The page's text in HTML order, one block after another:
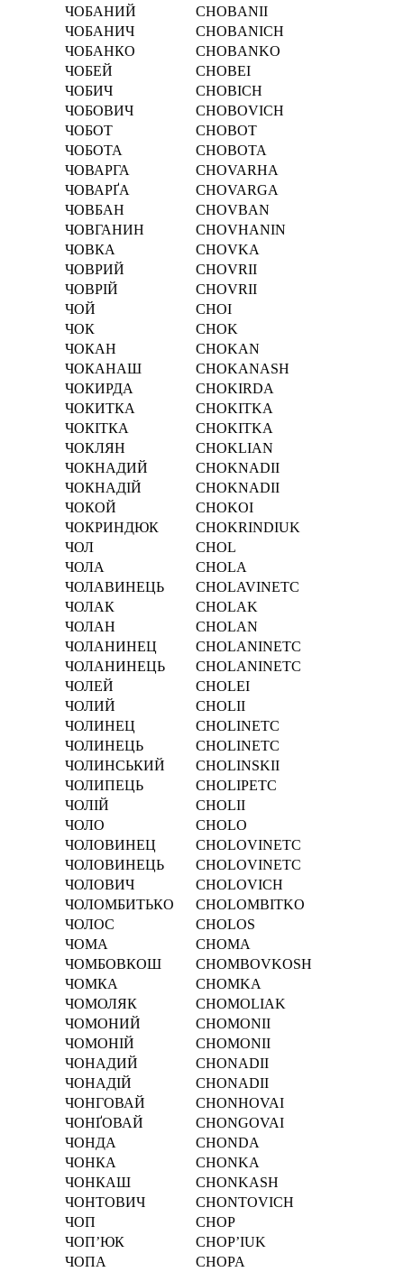
ЧОБАНИЙ
CHOBANII
ЧОБАНИЧ
CHOBANICH
ЧОБАНКО
CHOBANKO
ЧОБЕЙ
CHOBEI
ЧОБИЧ
CHOBICH
ЧОБОВИЧ
CHOBOVICH
ЧОБОТ
CHOBOT
ЧОБОТА
CHOBOTA
ЧОВАРГА
CHOVARHA
ЧОВАРҐА
CHOVARGA
ЧОВБАН
CHOVBAN
ЧОВГАНИН
CHOVHANIN
ЧОВКА
CHOVKA
ЧОВРИЙ
CHOVRII
ЧОВРІЙ
CHOVRІI
ЧОЙ
CHOI
ЧОК
CHOK
ЧОКАН
CHOKAN
ЧОКАНАШ
CHOKANASH
ЧОКИРДА
CHOKIRDA
ЧОКИТКА
CHOKITKA
ЧОКІТКА
CHOKІTKA
ЧОКЛЯН
CHOKLIAN
ЧОКНАДИЙ
CHOKNADII
ЧОКНАДІЙ
CHOKNADІI
ЧОКОЙ
CHOKOI
ЧОКРИНДЮК
CHOKRINDIUK
ЧОЛ
CHOL
ЧОЛА
CHOLA
ЧОЛАВИНЕЦЬ
CHOLAVINETC
ЧОЛАК
CHOLAK
ЧОЛАН
CHOLAN
ЧОЛАНИНЕЦ
CHOLANINETC
ЧОЛАНИНЕЦЬ
CHOLANINETC
ЧОЛЕЙ
CHOLEI
ЧОЛИЙ
CHOLII
ЧОЛИНЕЦ
CHOLINETC
ЧОЛИНЕЦЬ
CHOLINETC
ЧОЛИНСЬКИЙ
CHOLINSKII
ЧОЛИПЕЦЬ
CHOLIPETC
ЧОЛІЙ
CHOLІI
ЧОЛО
CHOLO
ЧОЛОВИНЕЦ
CHOLOVINETC
ЧОЛОВИНЕЦЬ
CHOLOVINETC
ЧОЛОВИЧ
CHOLOVICH
ЧОЛОМБИТЬКО
CHOLOMBITKO
ЧОЛОС
CHOLOS
ЧОМА
CHOMA
ЧОМБОВКОШ
CHOMBOVKOSH
ЧОМКА
CHOMKA
ЧОМОЛЯК
CHOMOLIAK
ЧОМОНИЙ
CHOMONII
ЧОМОНІЙ
CHOMONІI
ЧОНАДИЙ
CHONADII
ЧОНАДІЙ
CHONADІI
ЧОНГОВАЙ
CHONHOVAI
ЧОНҐОВАЙ
CHONGOVAI
ЧОНДА
CHONDA
ЧОНКА
CHONKA
ЧОНКАШ
CHONKASH
ЧОНТОВИЧ
CHONTOVICH
ЧОП
CHOP
ЧОП’ЮК
CHOP’IUK
ЧОПА
CHOPA